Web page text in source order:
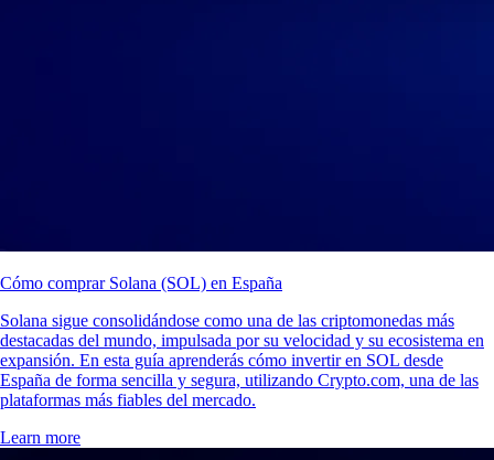
Cómo comprar Solana (SOL) en España
Solana sigue consolidándose como una de las criptomonedas más
destacadas del mundo, impulsada por su velocidad y su ecosistema en
expansión. En esta guía aprenderás cómo invertir en SOL desde
España de forma sencilla y segura, utilizando Crypto.com, una de las
plataformas más fiables del mercado.
Learn more